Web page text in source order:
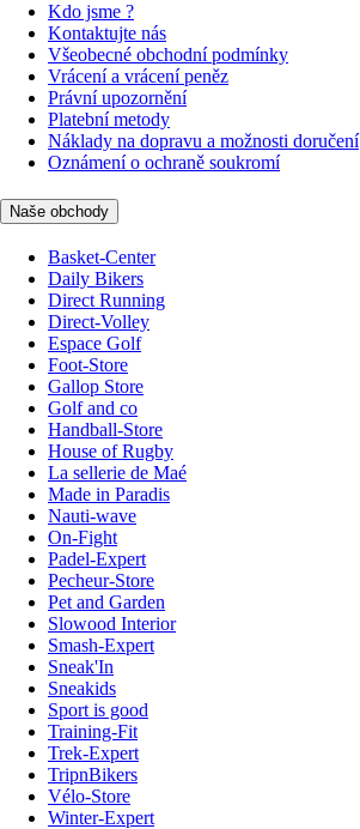
Kdo jsme ?
Kontaktujte nás
Všeobecné obchodní podmínky
Vrácení a vrácení peněz
Právní upozornění
Platební metody
Náklady na dopravu a možnosti doručení
Oznámení o ochraně soukromí
Naše obchody
Basket-Center
Daily Bikers
Direct Running
Direct-Volley
Espace Golf
Foot-Store
Gallop Store
Golf and co
Handball-Store
House of Rugby
La sellerie de Maé
Made in Paradis
Nauti-wave
On-Fight
Padel-Expert
Pecheur-Store
Pet and Garden
Slowood Interior
Smash-Expert
Sneak'In
Sneakids
Sport is good
Training-Fit
Trek-Expert
TripnBikers
Vélo-Store
Winter-Expert